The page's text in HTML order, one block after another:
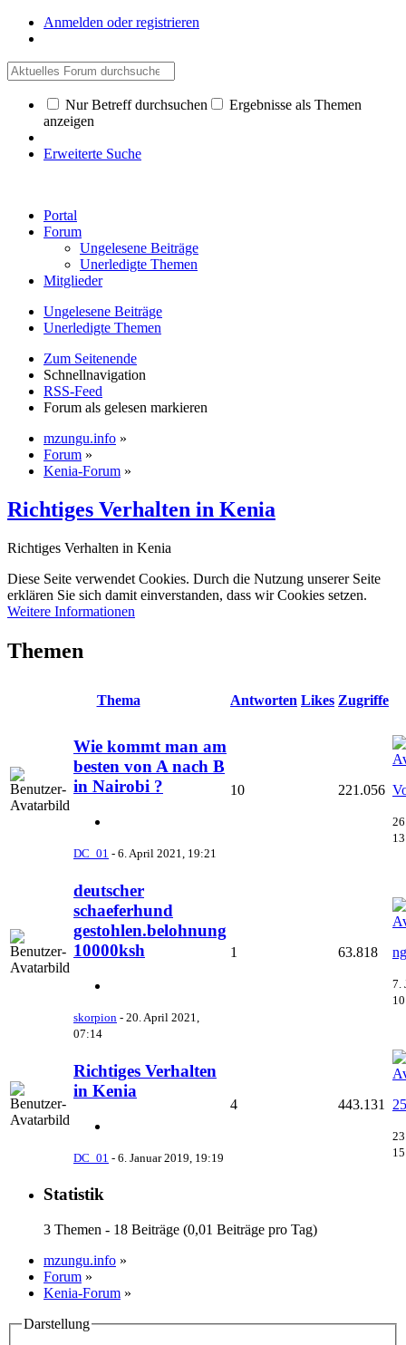
Anmelden oder registrieren
Nur Betreff durchsuchen
Ergebnisse als Themen
anzeigen
Erweiterte Suche
Portal
Forum
Ungelesene Beiträge
Unerledigte Themen
Mitglieder
Ungelesene Beiträge
Unerledigte Themen
Zum Seitenende
Schnellnavigation
RSS-Feed
Forum als gelesen markieren
mzungu.info »
Forum »
Kenia-Forum »
Richtiges Verhalten in Kenia
Richtiges Verhalten in Kenia
Diese Seite verwendet Cookies. Durch die Nutzung unserer Seite
erklären Sie sich damit einverstanden, dass wir Cookies setzen.
Weitere Informationen
Themen
Thema Antworten Likes Zugriffe
Wie kommt man am
besten von A nach B
in Nairobi ?
DC_01 - 6. April 2021, 19:21
10 221.056
deutscher
schaeferhund
gestohlen.belohnung
10000ksh
skorpion - 20. April 2021,
07:14
1 63.818
7.
Richtiges Verhalten
in Kenia
DC_01 - 6. Januar 2019, 19:19
4 443.131
Statistik
3 Themen - 18 Beiträge (0,01 Beiträge pro Tag)
mzungu.info »
Forum »
Kenia-Forum »
Darstellung